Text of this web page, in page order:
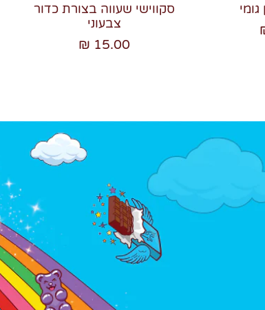
סקווישי שעווה בצורת כדור
צבעוני
15.00 ₪
גומי